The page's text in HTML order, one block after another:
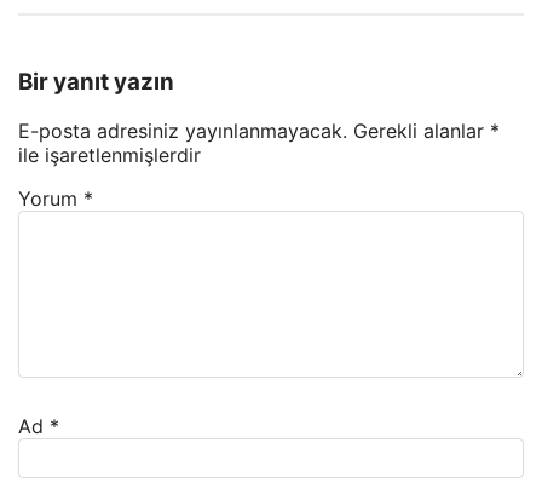
Bir yanıt yazın
E-posta adresiniz yayınlanmayacak. Gerekli alanlar *
ile işaretlenmişlerdir
Yorum *
Ad *